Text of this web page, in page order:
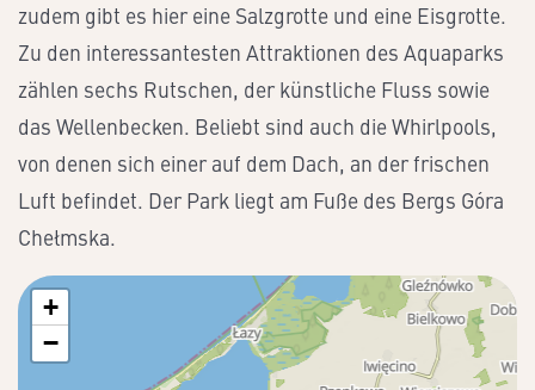
zudem gibt es hier eine Salzgrotte und eine Eisgrotte.
Zu den interessantesten Attraktionen des Aquaparks
zählen sechs Rutschen, der künstliche Fluss sowie
das Wellenbecken. Beliebt sind auch die Whirlpools,
von denen sich einer auf dem Dach, an der frischen
Luft befindet. Der Park liegt am Fuße des Bergs Góra
Chełmska.
+
−